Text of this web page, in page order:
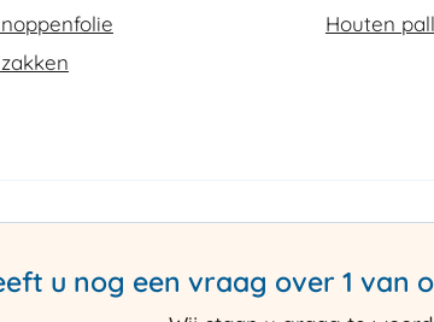
Houten
u nog een vraag over 1 van